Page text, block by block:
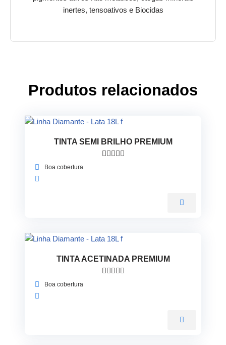
inertes, tensoativos e Biocidas
Produtos relacionados
TINTA SEMI BRILHO PREMIUM

Boa cobertura
TINTA ACETINADA PREMIUM

Boa cobertura